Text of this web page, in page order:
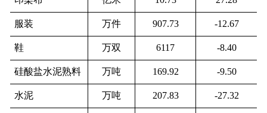
服装 万件 907.73 -12.67
鞋 万双 6117 -8.40
硅酸盐水泥熟料 万吨 169.92 -9.50
水泥 万吨 207.83 -27.32